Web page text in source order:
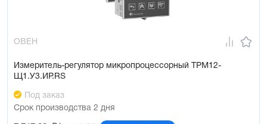
ОВЕН
Измеритель-регулятор микропроцессорный ТРМ12-
Щ1.У3.ИР.RS
Под заказ
Срок производства 2 дня